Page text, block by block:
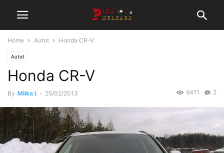
Home Autot Honda CR-V
Autot
Honda CR-V
By Miika I. - 25/02/2013 2
9411